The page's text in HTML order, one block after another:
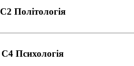
С2 Політологія
С4 Психологія